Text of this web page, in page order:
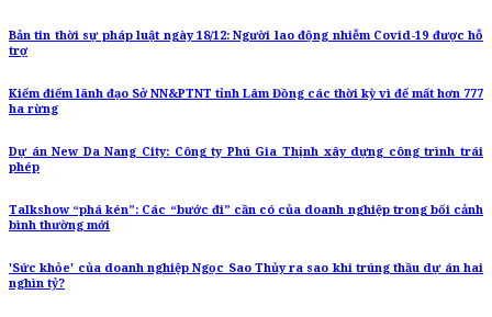
Bản tin thời sự pháp luật ngày 18/12: Người lao động nhiễm Covid-19 được hỗ
trợ
Kiểm điểm lãnh đạo Sở NN&PTNT tỉnh Lâm Đồng các thời kỳ vì để mất hơn 777
ha rừng
Dự án New Da Nang City: Công ty Phú Gia Thịnh xây dựng công trình trái
phép
Talkshow “phá kén”: Các “bước đi” cần có của doanh nghiệp trong bối cảnh
bình thường mới
'Sức khỏe' của doanh nghiệp Ngọc Sao Thủy ra sao khi trúng thầu dự án hai
nghìn tỷ?